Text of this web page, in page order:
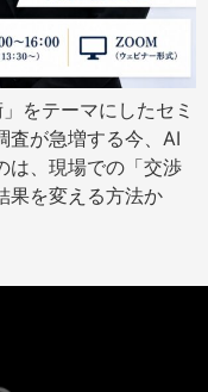
をテーマにしたセミ
査が急増する今、AI
は、現場での「交渉
果を変える方法か